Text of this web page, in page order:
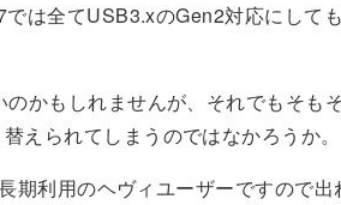
は全てUSB3.xのGen2対応にして
かもしれませんが、それでもそも
えられてしまうのではなかろうか。
期利用のヘヴィユーザーですので出